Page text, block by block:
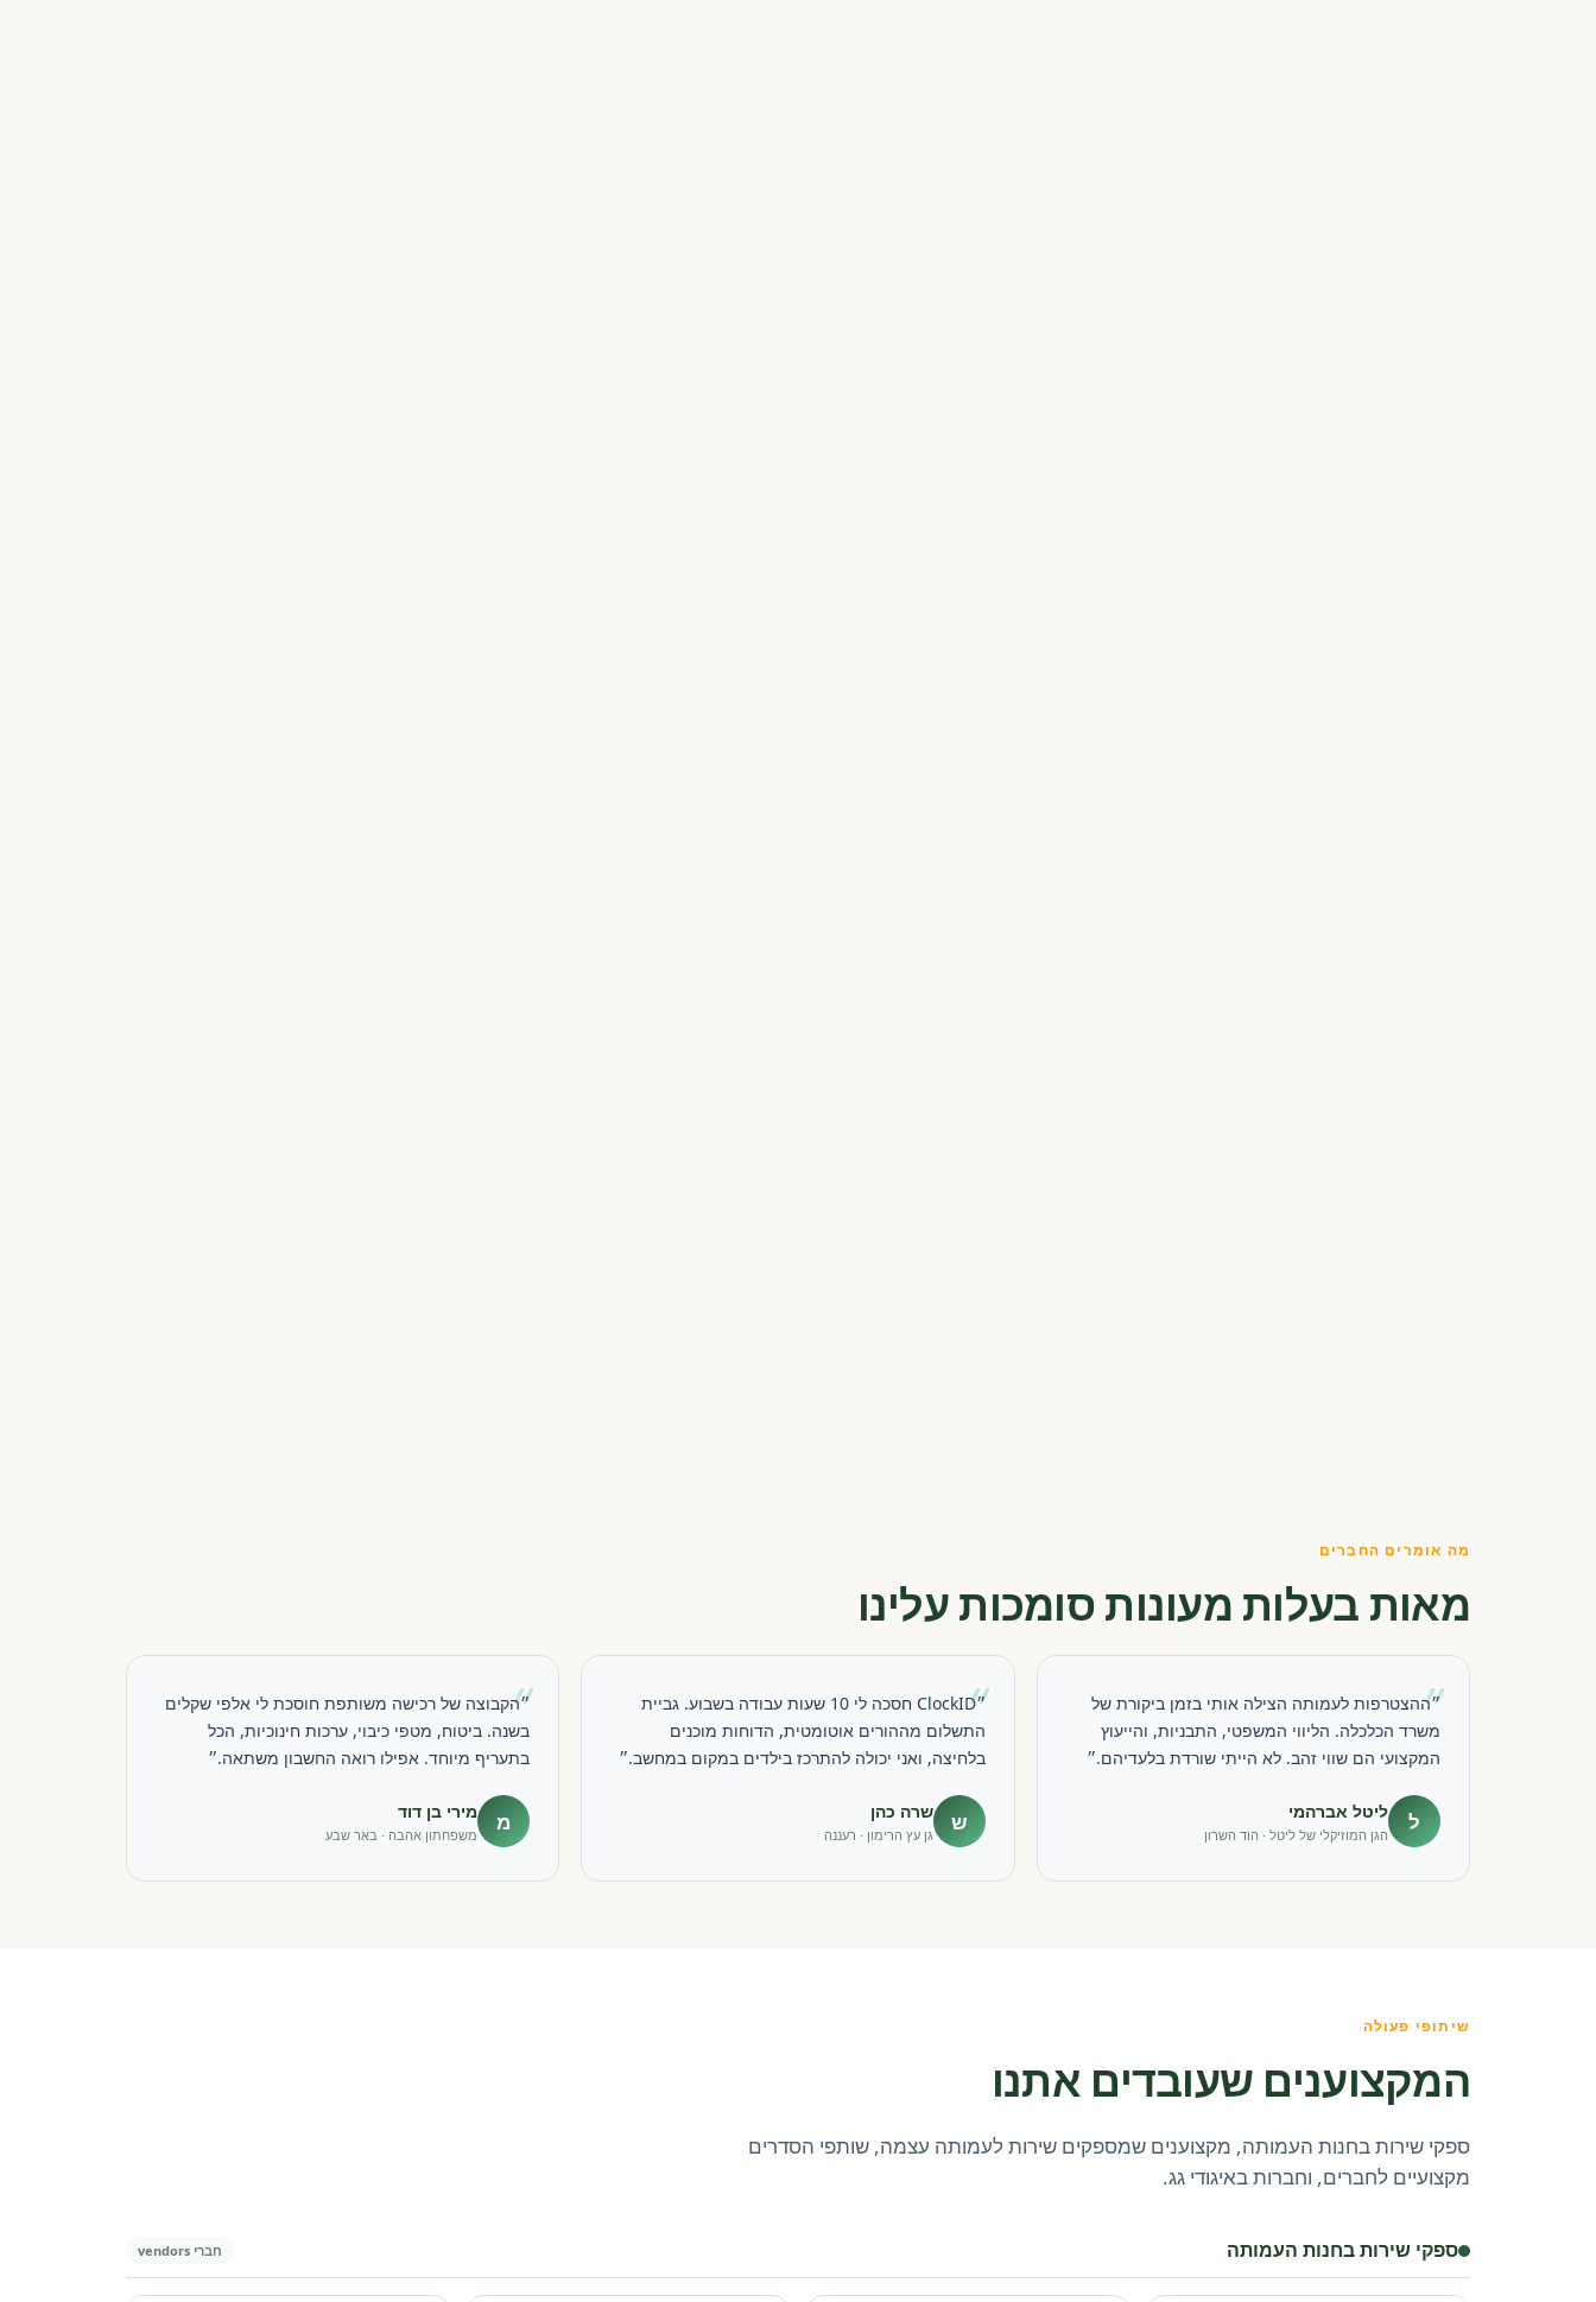
מה אומרים החברים
מאות בעלות מעונות סומכות עלינו
״
״ההצטרפות לעמותה הצילה אותי בזמן ביקורת של
משרד הכלכלה. הליווי המשפטי, התבניות, והייעוץ
המקצועי הם שווי זהב. לא הייתי שורדת בלעדיהם.״
ל ליטל אברהמי
הגן המוזיקלי של ליטל · הוד השרון
״
״ClockID חסכה לי 10 שעות עבודה בשבוע. גביית
התשלום מההורים אוטומטית, הדוחות מוכנים
בלחיצה, ואני יכולה להתרכז בילדים במקום במחשב.״
ש שרה כהן
גן עץ הרימון · רעננה
״
״הקבוצה של רכישה משותפת חוסכת לי אלפי שקלים
בשנה. ביטוח, מטפי כיבוי, ערכות חינוכיות, הכל
בתעריף מיוחד. אפילו רואה החשבון משתאה.״
מ מירי בן דוד
משפחתון אהבה · באר שבע
שיתופי פעולה
המקצוענים שעובדים אתנו
ספקי שירות בחנות העמותה, מקצוענים שמספקים שירות לעמותה עצמה, שותפי הסדרים
מקצועיים לחברים, וחברות באיגודי גג.
ספקי שירות בחנות העמותה חברי vendors